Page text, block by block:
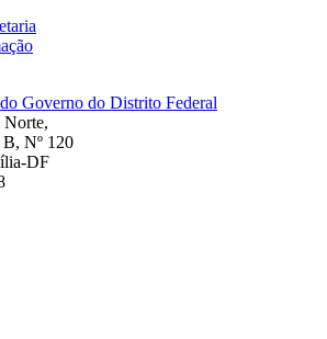
Governo do Distrito Federal
Norte,
Nº 120
DF